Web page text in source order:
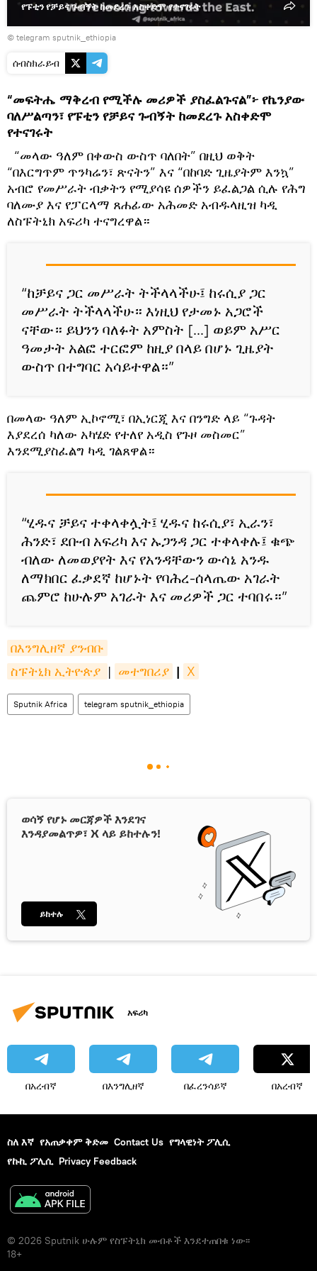
የፑቲን የቻይና ጉብኝት ከመደረጉ አስቀድሞ የተናገሩት
© telegram sputnik_ethiopia
ሰብስክራይብ
“መፍትሔ ማቅረብ የሚችሉ መሪዎች ያስፈልጉናል”፦ የኬንያው
ባለሥልጣን፣ የፑቲን የቻይና ጉብኝት ከመደረጉ አስቀድሞ
የተናገሩት
“መላው ዓለም በቀውስ ውስጥ ባለበት” በዚህ ወቅት
“በእርግጥም ጥንካሬን፣ ጽናትን” እና “በከባድ ጊዜያትም እንኳ”
አብሮ የመሥራት ብቃትን የሚያሳዩ ሰዎችን ይፈልጋል ሲሉ የሕግ
ባለሙያ እና የፓርላማ ጸሐፊው አሕመድ አብዱላዚዝ ካዲ
ለስፑትኒክ አፍሪካ ተናግረዋል።
“ከቻይና ጋር መሥራት ትችላላችሁ፤ ከሩሲያ ጋር
መሥራት ትችላላችሁ። እነዚህ የታመኑ አጋሮች
ናቸው። ይህንን ባለፉት አምስት [...] ወይም አሥር
ዓመታት አልፎ ተርፎም ከዚያ በላይ በሆኑ ጊዜያት
ውስጥ በተግባር አሳይተዋል።”
በመላው ዓለም ኢኮኖሚ፣ በኢነርጂ እና በንግድ ላይ “ጉዳት
እያደረሰ ካለው አካሄድ የተለየ አዲስ የጉዞ መስመር”
እንደሚያስፈልግ ካዲ ገልጸዋል።
“ሂዱና ቻይና ተቀላቀሏት፤ ሂዱና ከሩሲያ፣ ኢራን፣
ሕንድ፣ ደቡብ አፍሪካ እና ኡጋንዳ ጋር ተቀላቀሉ፤ ቁጭ
ብለው ለመወያየት እና የአንዳቸውን ውሳኔ አንዱ
ለማክበር ፈቃደኛ ከሆኑት የባሕረ-ሰላጤው አገራት
ጨምሮ ከሁሉም አገራት እና መሪዎች ጋር ተባበሩ።”
በእንግሊዘኛ ያንብቡ
ስፑትኒክ ኢትዮጵያ | መተግበሪያ | X
Sputnik Africa telegram sputnik_ethiopia
ወሳኝ የሆኑ መርጃዎች እንደገና
እንዳያመልጥዎ፣ X ላይ ይከተሉን!
ይከተሉ
አፍሪካ
በአረብኛ በእንግሊዘኛ በፈረንሳይኛ በአረብኛ
ስለ እኛ የአጠቃቀም ቅድመ Contact Us የግላዊነት ፖሊሲ
የኩኪ ፖሊሲ Privacy Feedback
© 2026 Sputnik ሁሉም የስፑትኒክ መብቶች እንደተጠበቁ ነው፡፡
18+